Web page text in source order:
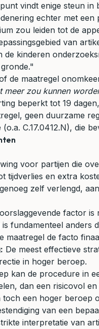
vindt enige steun
echter met
zou leiden tot de
van
de kinderen
de maatregel
meer zou kunnen
beperkt tot 19
geen duurzame
C.17.0412.N), die
voor partijen die
tijdverlies en extra
zelf verlengd,
factor
fundamenteel
maatregel de facto
De meest effectieve
in hoger beroep.
kan de procedure in
dan een risicovol
toch een hoger beroep
van een
interpretatie van